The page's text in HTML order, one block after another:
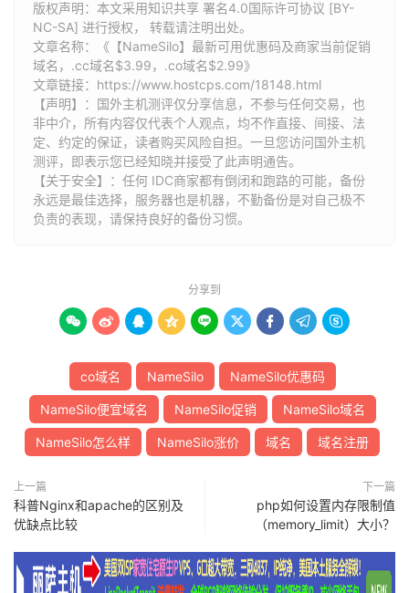
版权声明：本文采用知识共享 署名4.0国际许可协议 [BY-
NC-SA] 进行授权， 转载请注明出处。
文章名称：《【NameSilo】最新可用优惠码及商家当前促销
域名，.cc域名$3.99，.co域名$2.99》
文章链接： https://www.hostcps.com/18148.html
【声明】：国外主机测评仅分享信息，不参与任何交易，也
非中介，所有内容仅代表个人观点，均不作直接、间接、法
定、约定的保证，读者购买风险自担。一旦您访问国外主机
测评，即表示您已经知晓并接受了此声明通告。
【关于安全】：任何 IDC商家都有倒闭和跑路的可能，备份
永远是最佳选择，服务器也是机器，不勤备份是对自己极不
负责的表现，请保持良好的备份习惯。
分享到
        
co域名 NameSilo NameSilo优惠码
NameSilo便宜域名 NameSilo促销 NameSilo域名
NameSilo怎么样 NameSilo涨价 域名 域名注册
上一篇
科普Nginx和apache的区别及
优缺点比较
下一篇
php如何设置内存限制值
（memory_limit）大小？